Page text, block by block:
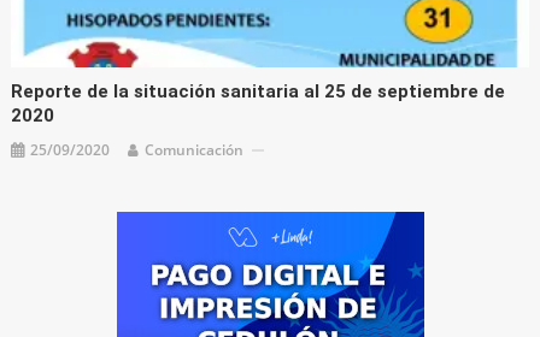
Reporte de la situación sanitaria al 25 de septiembre de
2020
25/09/2020 Comunicación